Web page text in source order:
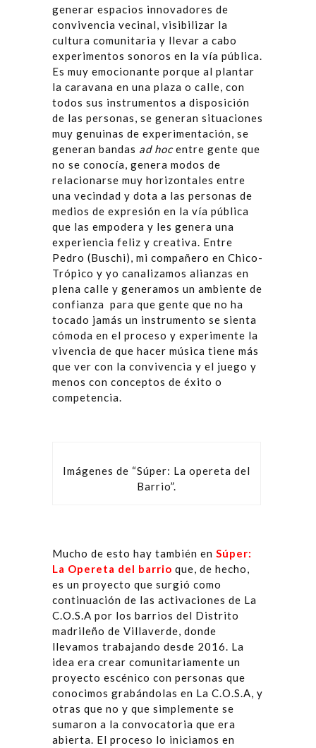
generar espacios innovadores de
convivencia vecinal, visibilizar la
cultura comunitaria y llevar a cabo
experimentos sonoros en la vía pública.
Es muy emocionante porque al plantar
la caravana en una plaza o calle, con
todos sus instrumentos a disposición
de las personas, se generan situaciones
muy genuinas de experimentación, se
generan bandas ad hoc entre gente que
no se conocía, genera modos de
relacionarse muy horizontales entre
una vecindad y dota a las personas de
medios de expresión en la vía pública
que las empodera y les genera una
experiencia feliz y creativa. Entre
Pedro (Buschi), mi compañero en Chico-
Trópico y yo canalizamos alianzas en
plena calle y generamos un ambiente de
confianza para que gente que no ha
tocado jamás un instrumento se sienta
cómoda en el proceso y experimente la
vivencia de que hacer música tiene más
que ver con la convivencia y el juego y
menos con conceptos de éxito o
competencia.
Imágenes de “Súper: La opereta del
Barrio”.
Mucho de esto hay también en Súper:
La Opereta del barrio que, de hecho,
es un proyecto que surgió como
continuación de las activaciones de La
C.O.S.A por los barrios del Distrito
madrileño de Villaverde, donde
llevamos trabajando desde 2016. La
idea era crear comunitariamente un
proyecto escénico con personas que
conocimos grabándolas en La C.O.S.A, y
otras que no y que simplemente se
sumaron a la convocatoria que era
abierta. El proceso lo iniciamos en